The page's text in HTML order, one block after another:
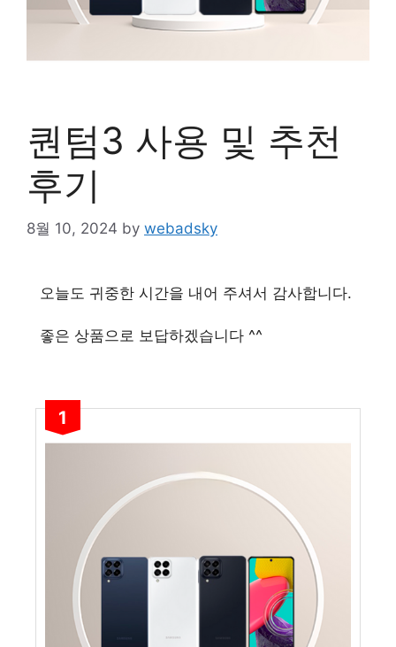
퀀텀3 사용 및 추천
후기
8월 10, 2024 by webadsky
오늘도 귀중한 시간을 내어 주셔서 감사합니다.
좋은 상품으로 보답하겠습니다 ^^
1